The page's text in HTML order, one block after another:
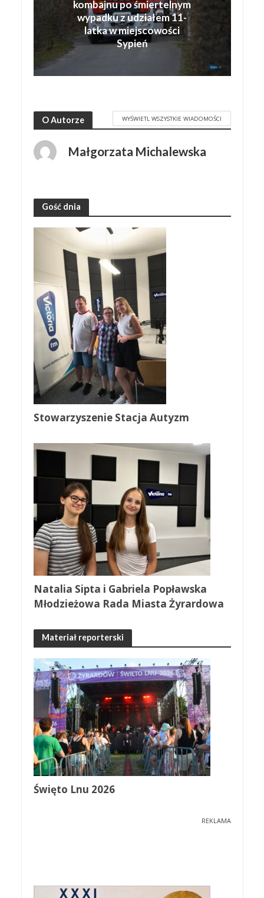
kombajnu po śmiertelnym
wypadku z udziałem 11-
latka w miejscowości
Sypień
O Autorze WYŚWIETL WSZYSTKIE WIADOMOŚCI
Małgorzata Michalewska
Gość dnia
Stowarzyszenie Stacja Autyzm
Natalia Sipta i Gabriela Popławska
Młodzieżowa Rada Miasta Żyrardowa
Materiał reporterski
Święto Lnu 2026
REKLAMA